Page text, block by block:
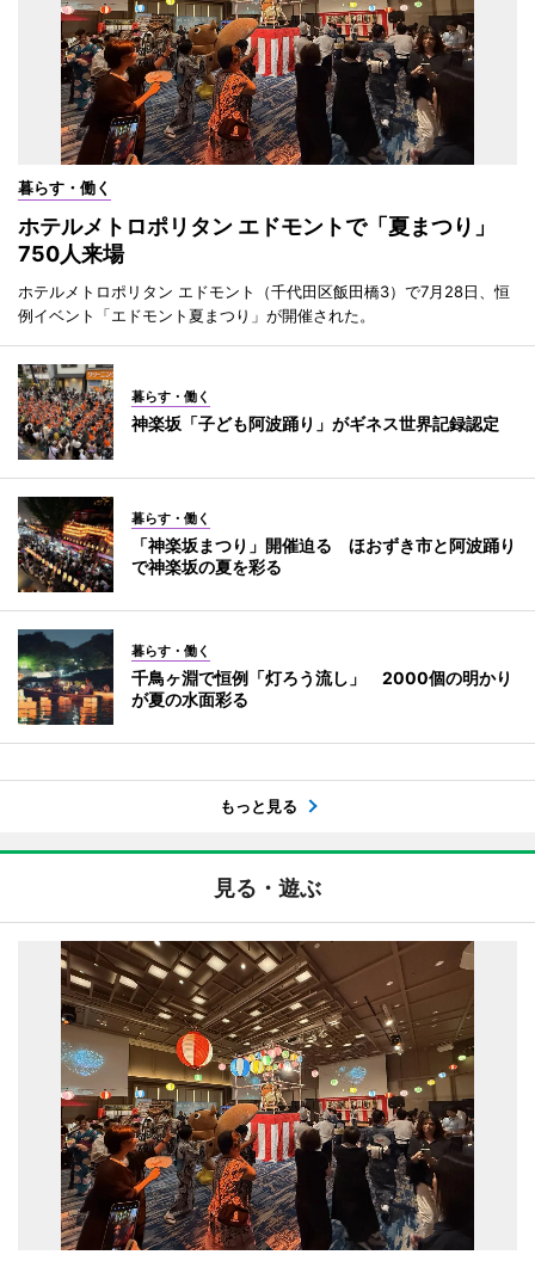
暮らす・働く
ホテルメトロポリタン エドモントで「夏まつり」
750人来場
ホテルメトロポリタン エドモント（千代田区飯田橋3）で7月28日、恒
例イベント「エドモント夏まつり」が開催された。
暮らす・働く
神楽坂「子ども阿波踊り」がギネス世界記録認定
暮らす・働く
「神楽坂まつり」開催迫る ほおずき市と阿波踊り
で神楽坂の夏を彩る
暮らす・働く
千鳥ヶ淵で恒例「灯ろう流し」 2000個の明かり
が夏の水面彩る
もっと見る
見る・遊ぶ